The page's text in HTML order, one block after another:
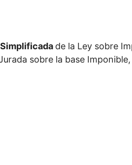
de la Ley sobre
sobre la base